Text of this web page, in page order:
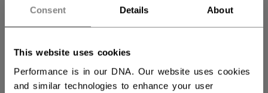
Consent Details About
This website uses cookies
Performance is in our DNA. Our website uses cookies
and similar technologies to enhance your user
IN DEN WARENKORB
Versandbestimmungen